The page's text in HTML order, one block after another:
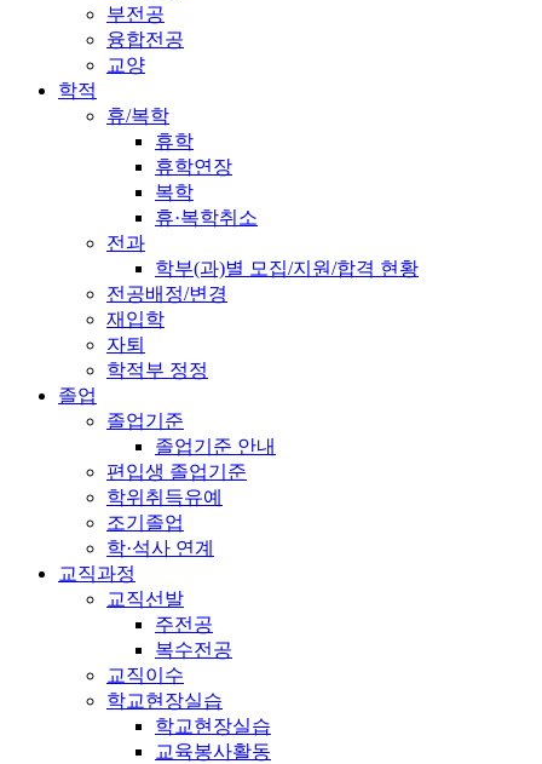
부전공
융합전공
교양
학적
휴/복학
휴학
휴학연장
복학
휴·복학취소
전과
학부(과)별 모집/지원/합격 현황
전공배정/변경
재입학
자퇴
학적부 정정
졸업
졸업기준
졸업기준 안내
편입생 졸업기준
학위취득유예
조기졸업
학·석사 연계
교직과정
교직선발
주전공
복수전공
교직이수
학교현장실습
학교현장실습
교육봉사활동